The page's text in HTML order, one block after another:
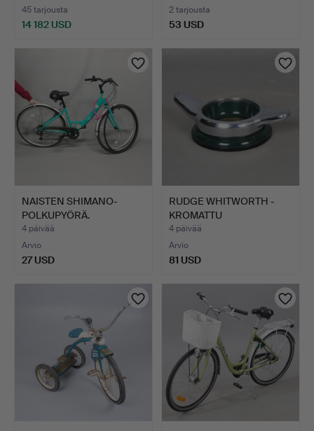
45 tarjousta
14 182 USD
2 tarjousta
53 USD
NAISTEN SHIMANO-
POLKUPYÖRÄ.
4 päivää
Arvio
27 USD
RUDGE WHITWORTH -
KROMATTU
KESKIÖMUTTERI, M…
4 päivää
Arvio
81 USD